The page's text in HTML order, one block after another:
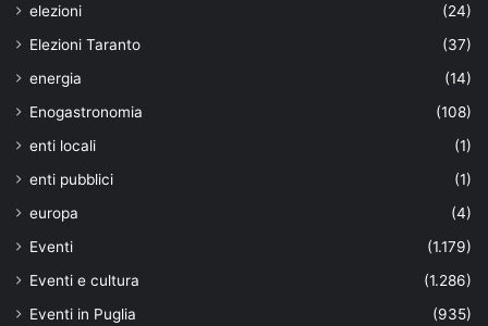
elezioni
(24)
Elezioni Taranto
(37)
energia
(14)
Enogastronomia
(108)
enti locali
(1)
enti pubblici
(1)
europa
(4)
Eventi
(1.179)
Eventi e cultura
(1.286)
Eventi in Puglia
(935)